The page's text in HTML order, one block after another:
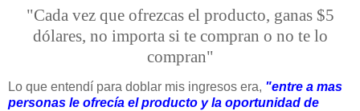
"Cada vez que ofrezcas el producto, ganas $5
dólares, no importa si te compran o no te lo
compran"
Lo que entendí para doblar mis ingresos era, "entre a mas
personas le ofrecía el producto y la oportunidad de